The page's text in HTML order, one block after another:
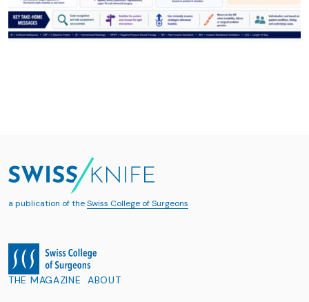
a publication of theSwiss College of Surgeons
THE MAGAZINE ABOUT